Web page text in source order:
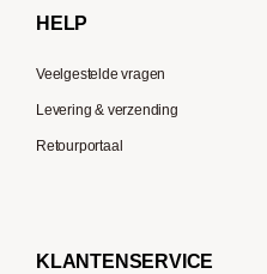
HELP
Veelgestelde vragen
Levering & verzending
Retourportaal
KLANTENSERVICE